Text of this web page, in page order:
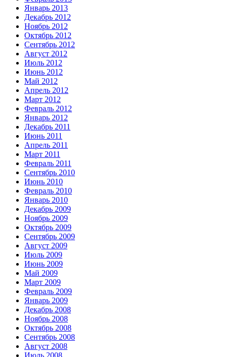
Январь 2013
Декабрь 2012
Ноябрь 2012
Октябрь 2012
Сентябрь 2012
Август 2012
Июль 2012
Июнь 2012
Май 2012
Апрель 2012
Март 2012
Февраль 2012
Январь 2012
Декабрь 2011
Июнь 2011
Апрель 2011
Март 2011
Февраль 2011
Сентябрь 2010
Июнь 2010
Февраль 2010
Январь 2010
Декабрь 2009
Ноябрь 2009
Октябрь 2009
Сентябрь 2009
Август 2009
Июль 2009
Июнь 2009
Май 2009
Март 2009
Февраль 2009
Январь 2009
Декабрь 2008
Ноябрь 2008
Октябрь 2008
Сентябрь 2008
Август 2008